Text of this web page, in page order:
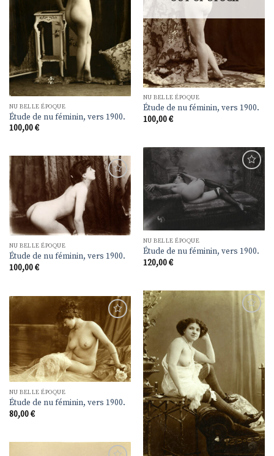
NU BELLE ÉPOQUE
Étude de nu féminin, vers 1900.
100,00€
NU BELLE ÉPOQUE
Étude de nu féminin, vers 1900.
100,00€
Ajouter
à la
liste de
souhaits
NU BELLE ÉPOQUE
Étude de nu féminin, vers 1900.
120,00€
Ajouter
à la
liste de
souhaits
NU BELLE ÉPOQUE
Étude de nu féminin, vers 1900.
100,00€
Ajouter
Ajouter
à la
liste de
souhaits
NU BELLE ÉPOQUE
Étude de nu féminin, vers 1900.
80,00€